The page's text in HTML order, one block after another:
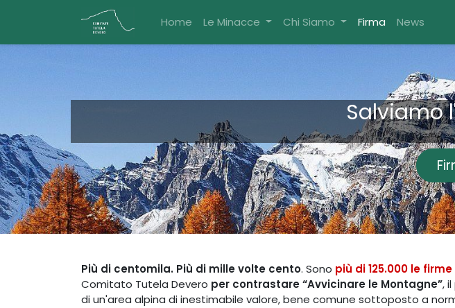
Home Le Minacce Chi Siamo Firma News
Salviamo
Più di centomila. Più di mille volte cento. Sono più di 125.000 le firme
Comitato Tutela Devero per contrastare “Avvicinare le Montagne”,
di un'area alpina di inestimabile valore, bene comune sottoposto a